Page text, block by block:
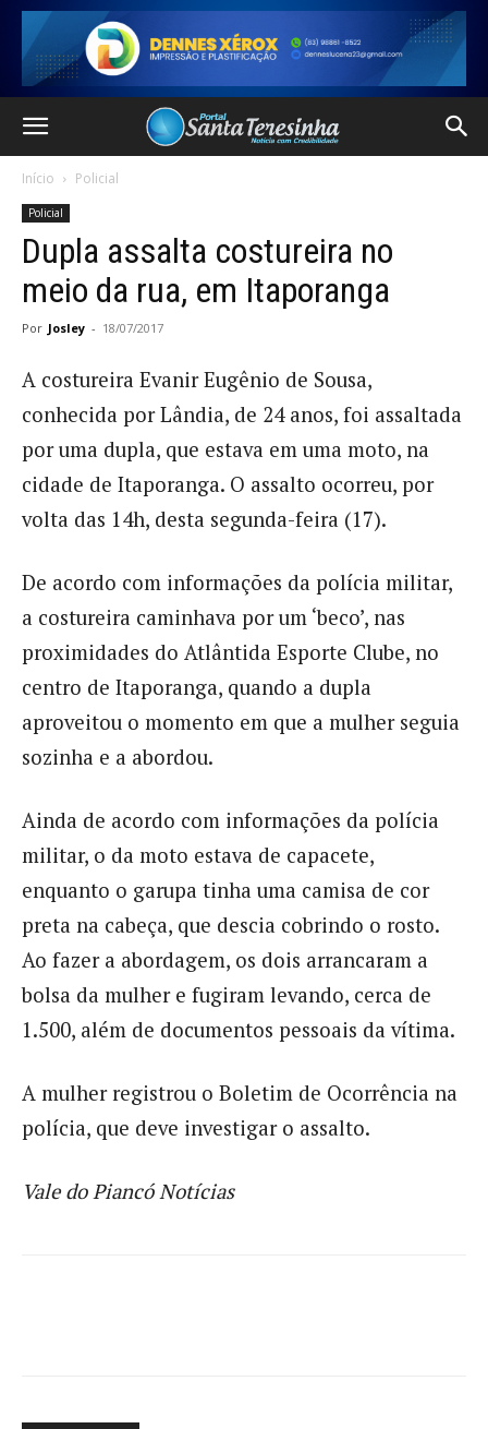
Início Policial
Policial
Dupla assalta costureira no
meio da rua, em Itaporanga
Por Josley - 18/07/2017
A costureira Evanir Eugênio de Sousa,
conhecida por Lândia, de 24 anos, foi assaltada
por uma dupla, que estava em uma moto, na
cidade de Itaporanga. O assalto ocorreu, por
volta das 14h, desta segunda-feira (17).
De acordo com informações da polícia militar,
a costureira caminhava por um ‘beco’, nas
proximidades do Atlântida Esporte Clube, no
centro de Itaporanga, quando a dupla
aproveitou o momento em que a mulher seguia
sozinha e a abordou.
Ainda de acordo com informações da polícia
militar, o da moto estava de capacete,
enquanto o garupa tinha uma camisa de cor
preta na cabeça, que descia cobrindo o rosto.
Ao fazer a abordagem, os dois arrancaram a
bolsa da mulher e fugiram levando, cerca de
1.500, além de documentos pessoais da vítima.
A mulher registrou o Boletim de Ocorrência na
polícia, que deve investigar o assalto.
Vale do Piancó Notícias